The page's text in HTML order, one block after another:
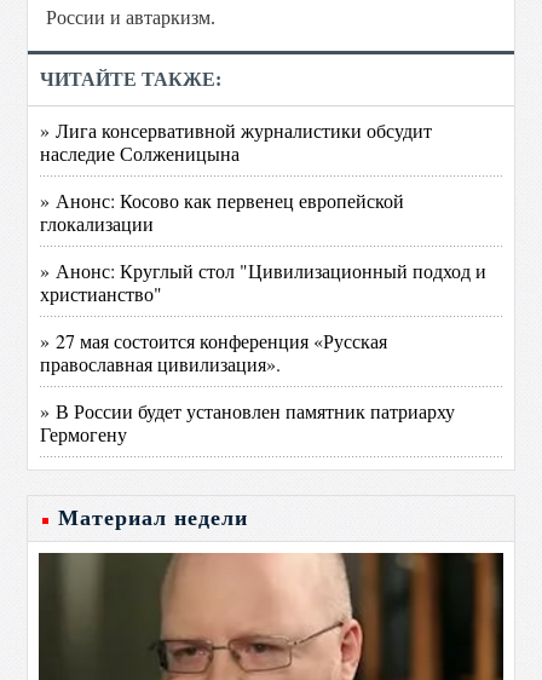
России и автаркизм.
ЧИТАЙТЕ ТАКЖЕ:
» Лига консервативной журналистики обсудит
наследие Солженицына
» Анонс: Косово как первенец европейской
глокализации
» Анонс: Круглый стол "Цивилизационный подход и
христианство"
» 27 мая состоится конференция «Русская
православная цивилизация».
» В России будет установлен памятник патриарху
Гермогену
Материал недели